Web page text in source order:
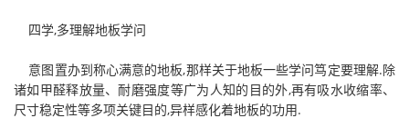
四学,多理解地板学问
意图置办到称心满意的地板,那样关于地板一些学问笃定要理解.除
诸如甲醛释放量、耐磨强度等广为人知的目的外,再有吸水收缩率、
尺寸稳定性等多项关键目的,异样感化着地板的功用.